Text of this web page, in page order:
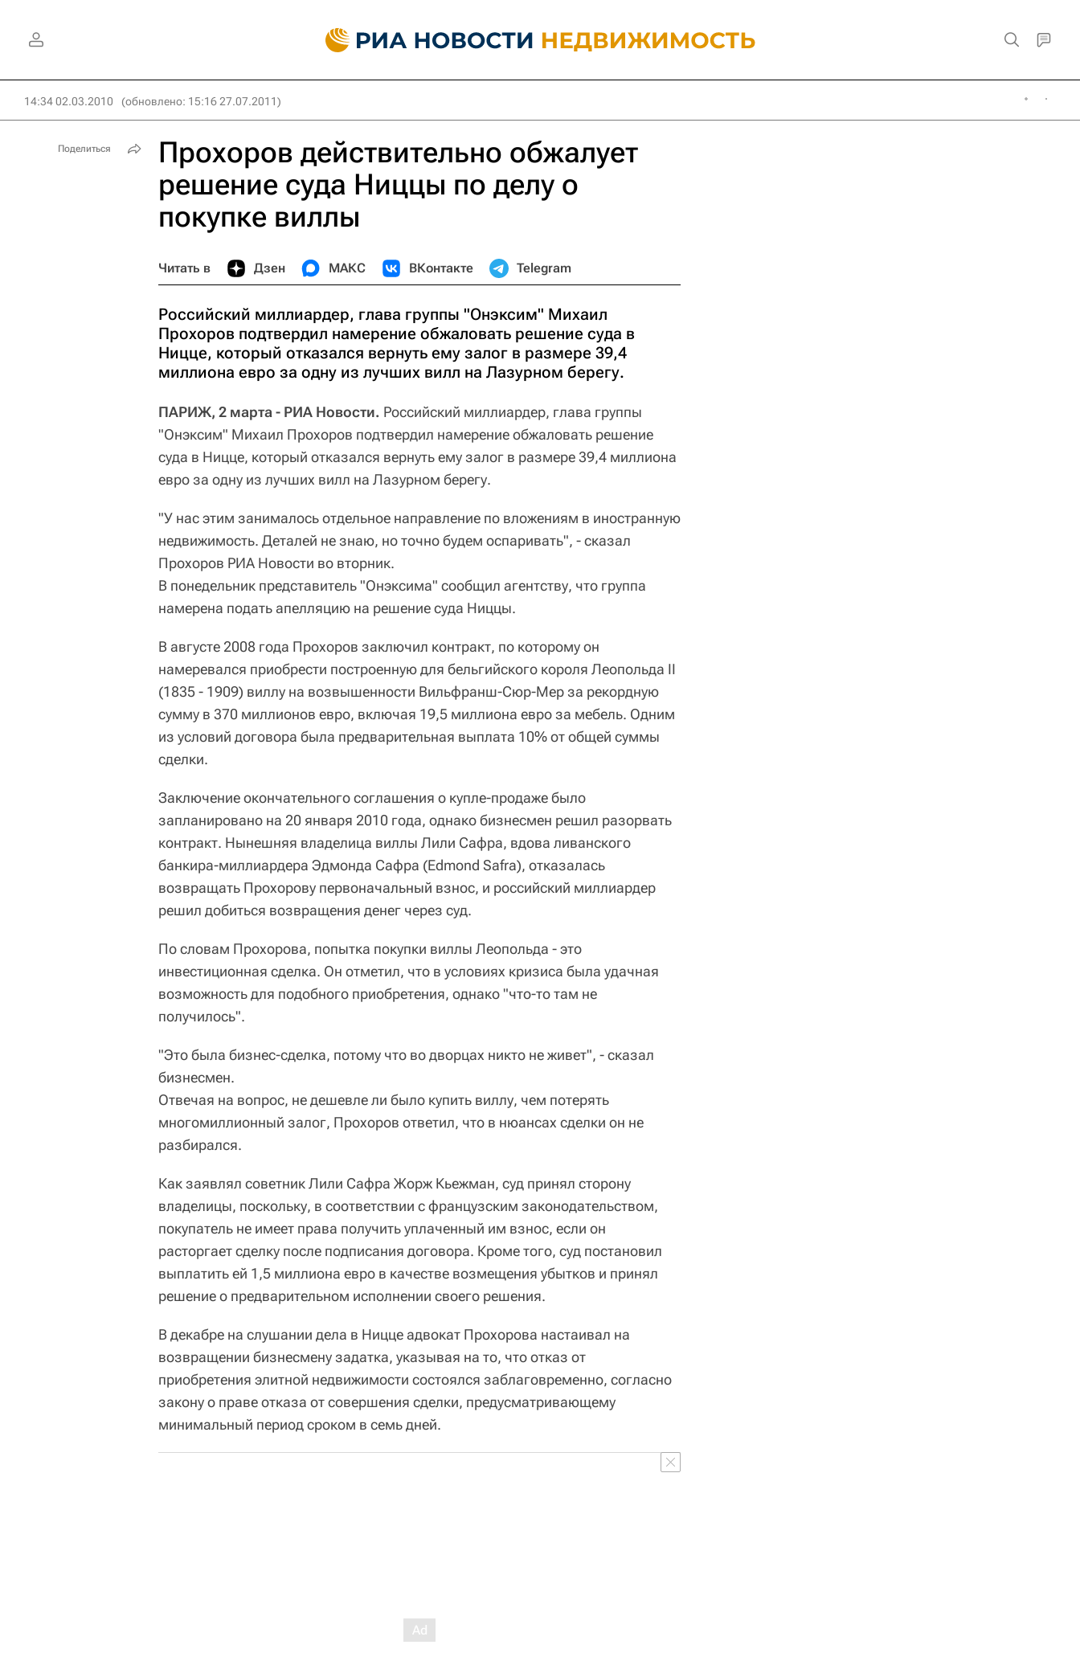
14:34 02.03.2010 (обновлено: 15:16 27.07.2011)
Прохоров действительно обжалует
решение суда Ниццы по делу о
покупке виллы
Читать в Дзен МАКС ВКонтакте Telegram
Российский миллиардер, глава группы "Онэксим" Михаил
Прохоров подтвердил намерение обжаловать решение суда в
Ницце, который отказался вернуть ему залог в размере 39,4
миллиона евро за одну из лучших вилл на Лазурном берегу.
ПАРИЖ, 2 марта - РИА Новости. Российский миллиардер, глава группы
"Онэксим" Михаил Прохоров подтвердил намерение обжаловать решение
суда в Ницце, который отказался вернуть ему залог в размере 39,4 миллиона
евро за одну из лучших вилл на Лазурном берегу.
"У нас этим занималось отдельное направление по вложениям в иностранную
недвижимость. Деталей не знаю, но точно будем оспаривать", - сказал
Прохоров РИА Новости во вторник.
В понедельник представитель "Онэксима" сообщил агентству, что группа
намерена подать апелляцию на решение суда Ниццы.
В августе 2008 года Прохоров заключил контракт, по которому он
намеревался приобрести построенную для бельгийского короля Леопольда II
(1835 - 1909) виллу на возвышенности Вильфранш-Сюр-Мер за рекордную
сумму в 370 миллионов евро, включая 19,5 миллиона евро за мебель. Одним
из условий договора была предварительная выплата 10% от общей суммы
сделки.
Заключение окончательного соглашения о купле-продаже было
запланировано на 20 января 2010 года, однако бизнесмен решил разорвать
контракт. Нынешняя владелица виллы Лили Сафра, вдова ливанского
банкира-миллиардера Эдмонда Сафра (Edmond Safra), отказалась
возвращать Прохорову первоначальный взнос, и российский миллиардер
решил добиться возвращения денег через суд.
По словам Прохорова, попытка покупки виллы Леопольда - это
инвестиционная сделка. Он отметил, что в условиях кризиса была удачная
возможность для подобного приобретения, однако "что-то там не
получилось".
"Это была бизнес-сделка, потому что во дворцах никто не живет", - сказал
бизнесмен.
Отвечая на вопрос, не дешевле ли было купить виллу, чем потерять
многомиллионный залог, Прохоров ответил, что в нюансах сделки он не
разбирался.
Как заявлял советник Лили Сафра Жорж Кьежман, суд принял сторону
владелицы, поскольку, в соответствии с французским законодательством,
покупатель не имеет права получить уплаченный им взнос, если он
расторгает сделку после подписания договора. Кроме того, суд постановил
выплатить ей 1,5 миллиона евро в качестве возмещения убытков и принял
решение о предварительном исполнении своего решения.
В декабре на слушании дела в Ницце адвокат Прохорова настаивал на
возвращении бизнесмену задатка, указывая на то, что отказ от
приобретения элитной недвижимости состоялся заблаговременно, согласно
закону о праве отказа от совершения сделки, предусматривающему
минимальный период сроком в семь дней.
Поделиться